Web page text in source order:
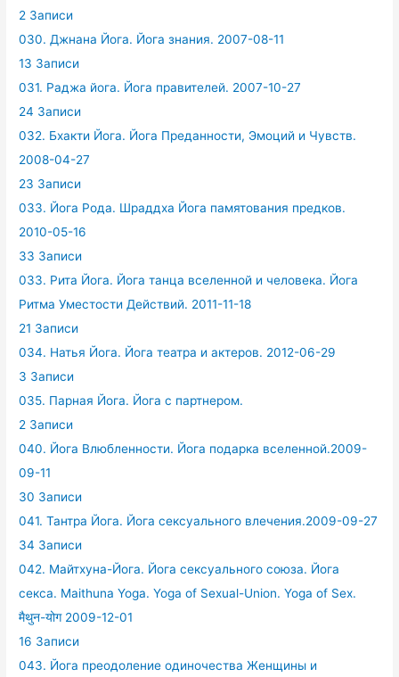
2 Записи
030. Джнана Йога. Йога знания. 2007-08-11
13 Записи
031. Раджа йога. Йога правителей. 2007-10-27
24 Записи
032. Бхакти Йога. Йога Преданности, Эмоций и Чувств.
2008-04-27
23 Записи
033. Йога Рода. Шраддха Йога памятования предков.
2010-05-16
33 Записи
033. Рита Йога. Йога танца вселенной и человека. Йога
Ритма Уместости Действий. 2011-11-18
21 Записи
034. Натья Йога. Йога театра и актеров. 2012-06-29
3 Записи
035. Парная Йога. Йога с партнером.
2 Записи
040. Йога Влюбленности. Йога подарка вселенной.2009-
09-11
30 Записи
041. Тантра Йога. Йога сексуального влечения.2009-09-27
34 Записи
042. Майтхуна-Йога. Йога сексуального союза. Йога
секса. Maithuna Yoga. Yoga of Sexual-Union. Yoga of Sex.
मैथुन-योग 2009-12-01
16 Записи
043. Йога преодоление одиночества Женщины и